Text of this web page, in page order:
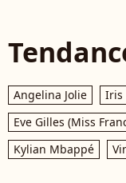
Angelina Jolie Iris
Eve Gilles (Miss
Kylian Mbappé